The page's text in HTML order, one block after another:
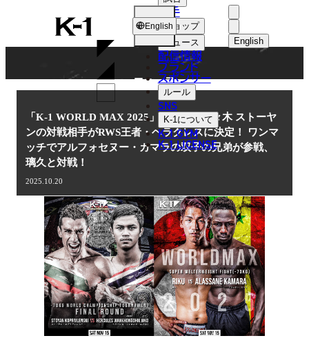
K-
1
English
한국어
中文（简体
ไทย
選手
ショップ
ニュース
配信情報
ブランド
スポンサー
ルール
SNS
K-1について
K-1 GYM
K-1 LICENSE
English
NEWS
ニュース
「K-1 WORLD MAX 2025」11.15(土)代々木 ストーヤ
ンの対戦相手がRWS王者・ヘラクレスに決定！ ワンマ
ッチでアルフォセヌー・カマラの双子の兄弟が参戦、
璃久と対戦！
2025.10.20